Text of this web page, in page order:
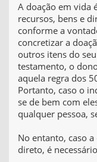
A doação em vida
recursos, bens e
conforme a
concretizar a
outros itens do
testamento, o
aquela regra dos
Portanto, caso o
se de bem com
qualquer pessoa,
No entanto, caso
direto, é